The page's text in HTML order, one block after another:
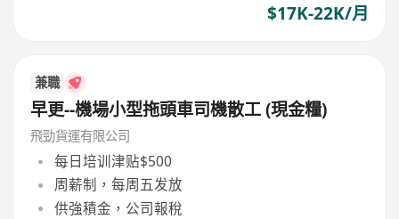
$17K-22K/月
兼職
早更--機場小型拖頭車司機散工 (現金糧)
飛勁貨運有限公司
每日培训津贴$500
周薪制，每周五发放
供強積金，公司報稅